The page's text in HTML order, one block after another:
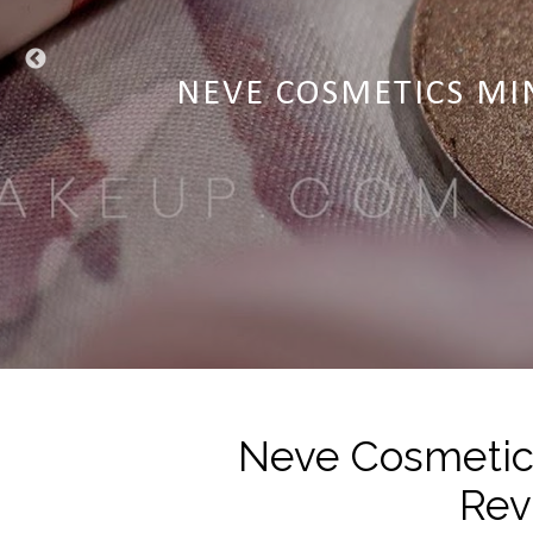
NEVE
NEVE COSMETICS
NEVE COSMETICS
NEVE
NEVE COSMETICS
Neve